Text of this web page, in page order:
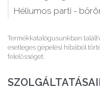
Héliumos parti -
Termékkatalógusunkban
esetleges gépelési hibából
felelősséget.